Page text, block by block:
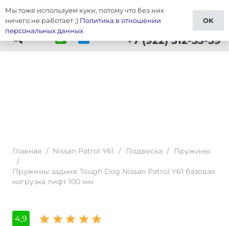
Тюнинг Patrol Y61
+7 (922) 512-53-59
Главная / Nissan Patrol Y61 / Подвеска / Пружины
/
Пружины задние Tough Dog Nissan Patrol Y61 базовая
нагрузка лифт 100 мм
4,9
Мы тоже используем куки, потому что без них
ничего не работает ;) Политика в отношении
персональных данных
OK